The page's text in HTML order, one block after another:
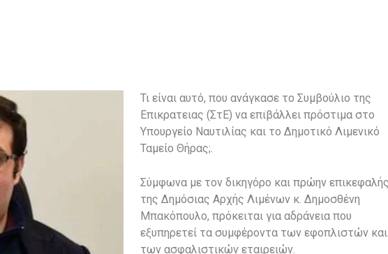
Τι είναι αυτό, που ανάγκασε το Συμβούλιο της
Επικρατειας (ΣτΕ) να επιβάλλει πρόστιμα στο
Υπουργείο Ναυτιλίας και το Δημοτικό Λιμενικό
Ταμείο Θήρας;.
Σύμφωνα με τον δικηγόρο και πρώην
της Δημόσιας Αρχής Λιμένων κ. Δημοσθένη
Μπακόπουλο, πρόκειται για αδράνεια που
εξυπηρετεί τα συμφέροντα των εφοπλιστών και
των ασφαλιστικών εταιρειών.